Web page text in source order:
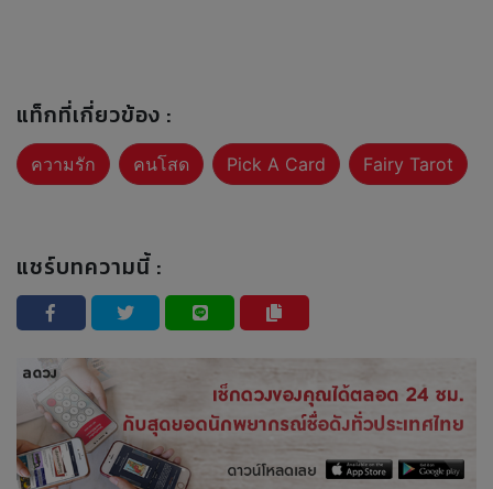
แท็กที่เกี่ยวข้อง :
ความรัก คนโสด Pick A Card Fairy Tarot
แชร์บทความนี้ :